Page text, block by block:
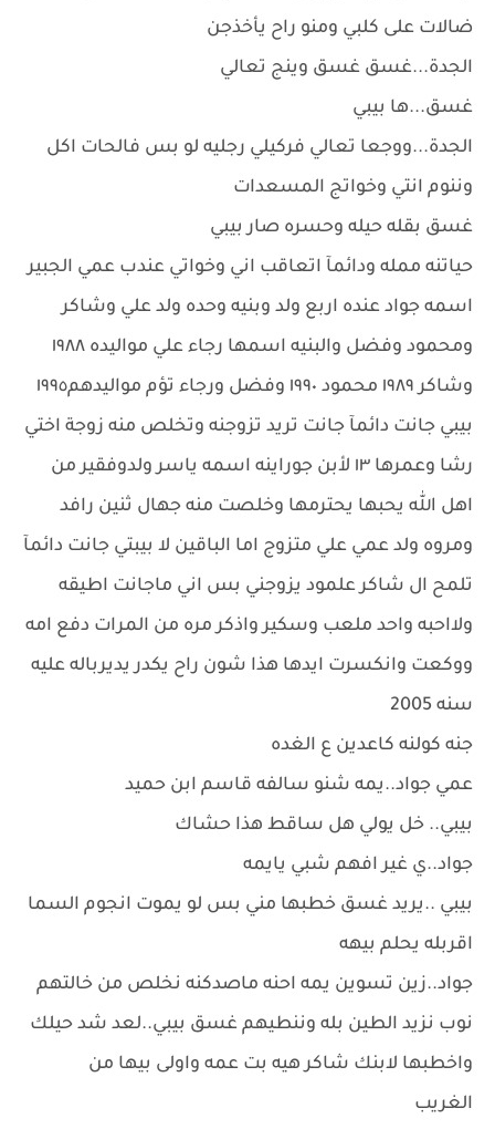
ضالات على كلبي ومنو راح يأخذجن
الجدة...غسق غسق وينج تعالي
غسق...ها بيبي
الجدة...ووجعا تعالي فركيلي رجليه لو بس فالحات اكل
وننوم انتي وخواتج المسعدات
غسق بقله حيله وحسره صار بيبي
حياتنه ممله ودائمآ اتعاقب اني وخواتي عندب عمي الجبير
اسمه جواد عنده اربع ولد وبنيه وحده ولد علي وشاكر
ومحمود وفضل والبنيه اسمها رجاء علي مواليده ١٩٨٨
وشاكر ١٩٨٩ محمود ١٩٩٠ وفضل ورجاء تؤم مواليدهم١٩٩٥
بيبي جانت دائمآ جانت تريد تزوجنه وتخلص منه زوجة اختي
رشا وعمرها ١٣ لأبن جوراينه اسمه ياسر ولدوفقير من
اهل الله يحبها يحترمها وخلصت منه جهال ثنين رافد
ومروه ولد عمي علي متزوج اما الباقين لا بيبتي جانت دائمآ
تلمح ال شاكر علمود يزوجني بس اني ماجانت اطيقه
ولااحبه واحد ملعب وسكير واذكر مره من المرات دفع امه
ووكعت وانكسرت ايدها هذا شون راح يكدر يديرباله عليه
سنه 2005
جنه كولنه كاعدين ع الغده
عمي جواد..يمه شنو سالفه قاسم ابن حميد
بيبي.. خل يولي هل ساقط هذا حشاك
جواد..ي غير افهم شبي يايمه
بيبي ..يريد غسق خطبها مني بس لو يموت انجوم السما
اقربله يحلم بيهه
جواد..زين تسوين يمه احنه ماصدكنه نخلص من خالتهم
نوب نزيد الطين بله وننطيهم غسق بيبي..لعد شد حيلك
واخطبها لابنك شاكر هيه بت عمه واولى بيها من
الغريب